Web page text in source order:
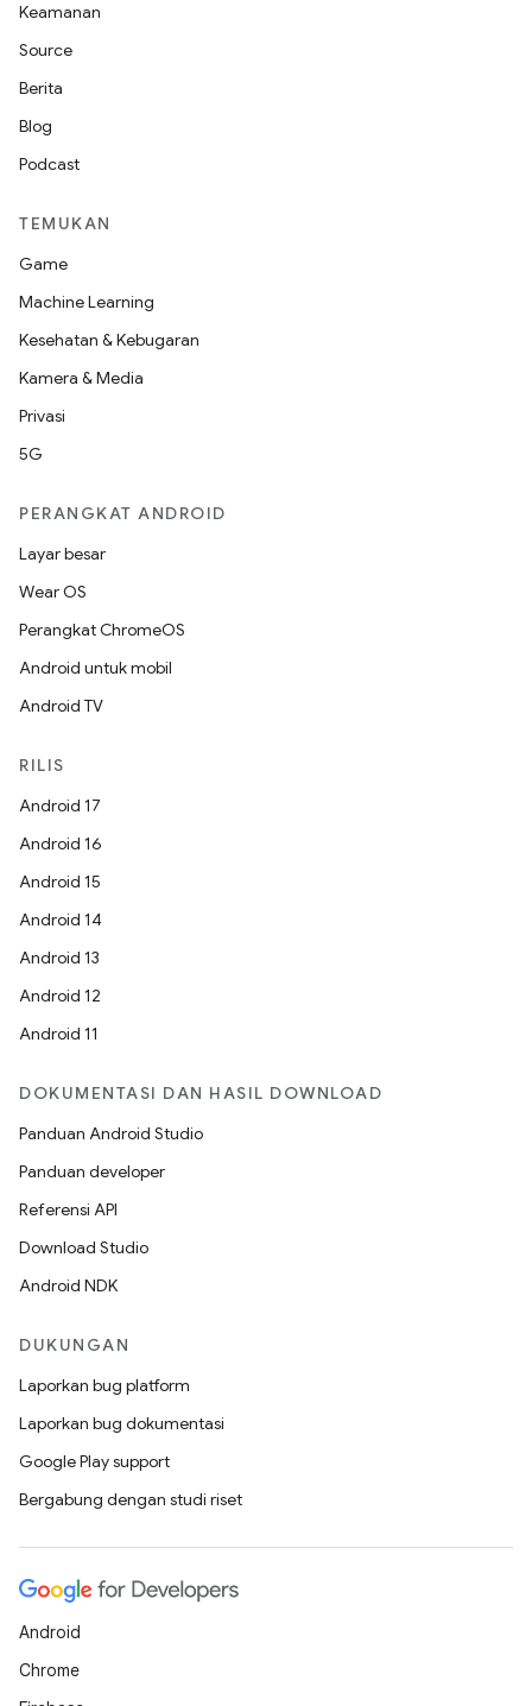
Keamanan
Source
Berita
Blog
Podcast
TEMUKAN
Game
Machine Learning
Kesehatan & Kebugaran
Kamera & Media
Privasi
5G
PERANGKAT ANDROID
Layar besar
Wear OS
Perangkat ChromeOS
Android untuk mobil
Android TV
RILIS
Android 17
Android 16
Android 15
Android 14
Android 13
Android 12
Android 11
DOKUMENTASI DAN HASIL DOWNLOAD
Panduan Android Studio
Panduan developer
Referensi API
Download Studio
Android NDK
DUKUNGAN
Laporkan bug platform
Laporkan bug dokumentasi
Google Play support
Bergabung dengan studi riset
Android
Chrome